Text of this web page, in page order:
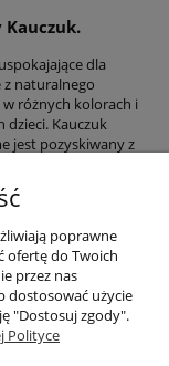
Kauczuk.
dla
z naturalnego
różnych kolorach i
dzieci. Kauczuk
jest pozyskiwany z
wolny od
i ftalany.
wygląd, który jest
niemowląt.
z myślą o
dopasowuje się
komfort.
poprawne
ofertę do Twoich
przez nas
dostosować użycie
"Dostosuj zgody".
Polityce